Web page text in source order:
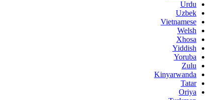
Urdu
Uzbek
Vietnamese
Welsh
Xhosa
Yiddish
Yoruba
Zulu
Kinyarwanda
Tatar
Oriya